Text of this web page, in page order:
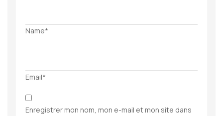
Name*
Email*
Enregistrer mon nom, mon e-mail et mon site dans